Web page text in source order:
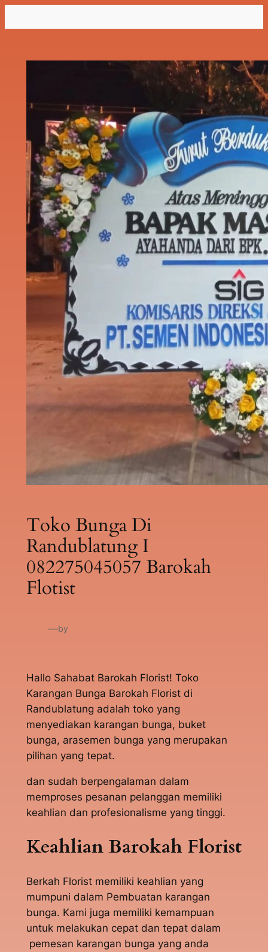
ke
Toko Bunga Di
Randublatung I
082275045057 Barokah
Flotist
—by
Hallo Sahabat Barokah Florist! Toko
Karangan Bunga Barokah Florist di
Randublatung adalah toko yang
menyediakan karangan bunga, buket
bunga, arasemen bunga yang merupakan
pilihan yang tepat.
dan sudah berpengalaman dalam
memproses pesanan pelanggan memiliki
keahlian dan profesionalisme yang tinggi.
Keahlian Barokah Florist
Berkah Florist memiliki keahlian yang
mumpuni dalam Pembuatan karangan
bunga. Kami juga memiliki kemampuan
untuk melakukan cepat dan tepat dalam
pemesan karangan bunga yang anda